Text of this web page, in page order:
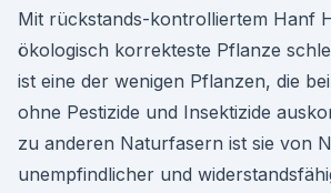
Mit rückstands-kontrolliertem Hanf
ökologisch korrekteste Pflanze
ist eine der wenigen Pflanzen, die
ohne Pestizide und Insektizide
zu anderen Naturfasern ist sie von
unempfindlicher und